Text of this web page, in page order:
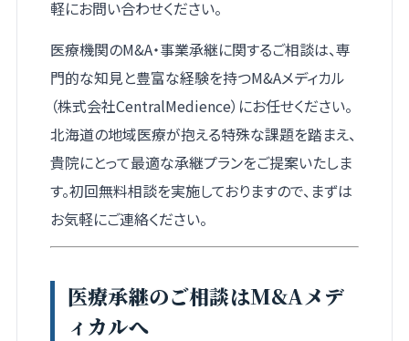
軽にお問い合わせください。
医療機関のM&A・事業承継に関するご相談は、専
門的な知見と豊富な経験を持つM&Aメディカル
（株式会社CentralMedience）にお任せください。
北海道の地域医療が抱える特殊な課題を踏まえ、
貴院にとって最適な承継プランをご提案いたしま
す。初回無料相談を実施しておりますので、まずは
お気軽にご連絡ください。
医療承継のご相談はM&Aメデ
ィカルへ